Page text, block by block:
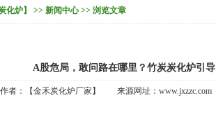
化炉】 >> 新闻中心>> 浏览文章
A股危局，敢问路在哪里？竹炭炭化炉引
者：【金禾炭化炉厂家】 来源网址：